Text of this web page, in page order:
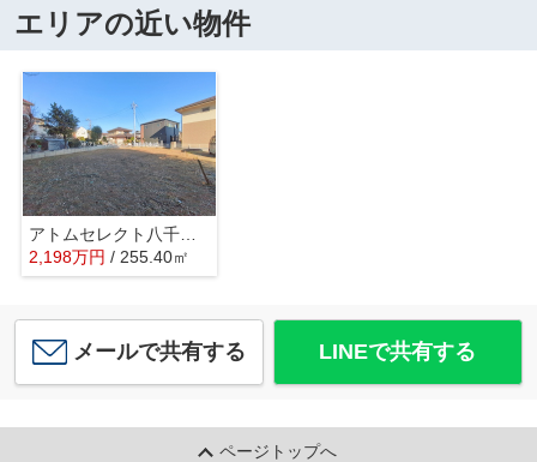
エリアの近い物件
アトムセレクト八千代市大和田 土地
2,198万円 / 255.40㎡
メールで共有する LINEで共有する
ページトップへ